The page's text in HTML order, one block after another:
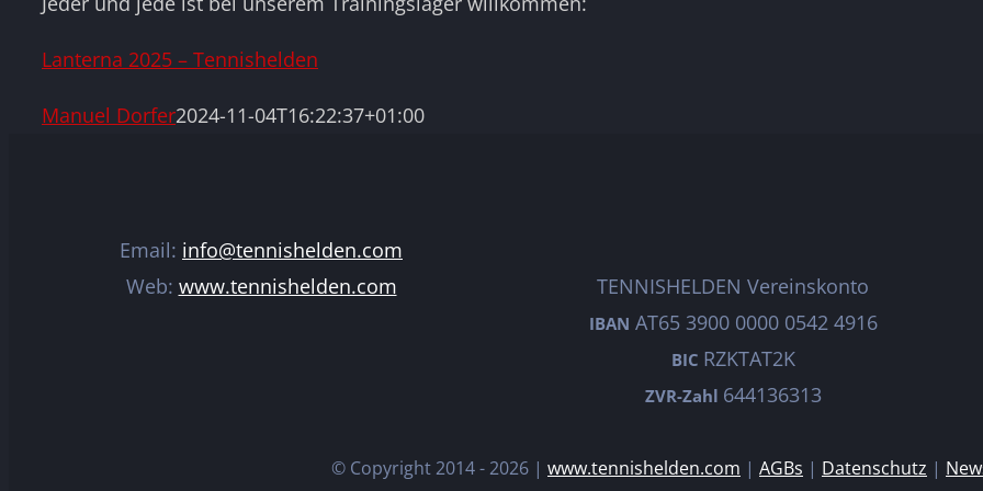
Lanterna 2025 – Tennishelden
Manuel Dorfer2024-11-04T16:22:37+01:00
Email: info@tennishelden.com
Web: www.tennishelden.com TENNISHELDEN Vereinskonto
IBAN AT65 3900 0000 0542 4916
BIC RZKTAT2K
ZVR-Zahl 644136313
© Copyright 2014 -2026 | www.tennishelden.com | AGBs | Datenschutz |